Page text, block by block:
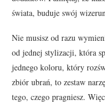
świata, buduje swój
Nie musisz od razu
od jednej stylizacji, która
jednego koloru, który
zbiór ubrań, to zestaw
tego, czego pragniesz.